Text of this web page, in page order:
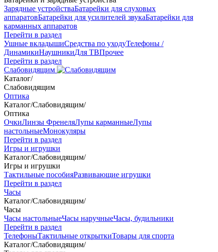
Зарядные устройстваБатарейки для слуховых
аппаратовБатарейки для усилителей звукаБатарейки для
карманных аппаратов
Перейти в раздел
Ушные вкладышиСредства по уходуТелефоны /
ДинамикиНаушникиДля ТВПрочее
Перейти в раздел
Слабовидящим
Каталог/
Слабовидящим
Оптика
Каталог/Слабовидящим/
Оптика
ОчкиЛинзы ФренеляЛупы карманныеЛупы
настольныеМонокуляры
Перейти в раздел
Игры и игрушки
Каталог/Слабовидящим/
Игры и игрушки
Тактильные пособияРазвивающие игрушки
Перейти в раздел
Часы
Каталог/Слабовидящим/
Часы
Часы настольныеЧасы наручныеЧасы, будильники
Перейти в раздел
ТелефоныТактильные открыткиТовары для спорта
Каталог/Слабовидящим/